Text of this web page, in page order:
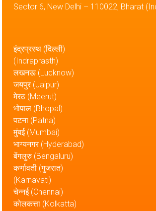
Sector 6, New Delhi – 110022, Bharat
इंद्रप्रस्थ (दिल्ली)
(Indraprasth)
लखनऊ (Lucknow)
जयपुर (Jaipur)
मेरठ (Meerut)
भोपाल (Bhopal)
पटना (Patna)
मुंबई (Mumbai)
भाग्यनगर (Hyderabad)
बेंगलुरु (Bengaluru)
कर्णावती (गुजरात)
(Karnavati)
चेन्नई (Chennai)
कोलकत्ता (Kolkatta)